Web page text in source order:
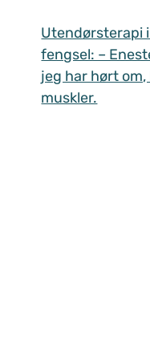
Utendørsterapi
fengsel: –
jeg har hørt
muskler.